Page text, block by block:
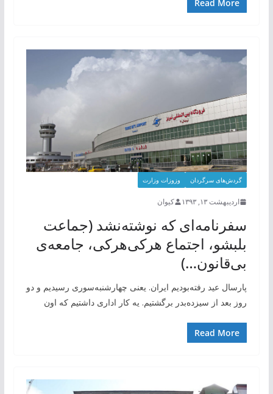
Read More
گردش‌های سرگردان وزوزات وزارت
اردیبهشت ۱۳, ۱۳۹۳ کیوان
سفرنامه‌ای که نوشته‌نشد (جماعت
بلبشو، اجتماع هرکی‌هرکی، جامعه‌ی
بی‌قانون…)
پارسال عید رفته‌بودیم ایران. یعنی چهارشنبه‌سوری رسیدیم و دو
روز بعد از سیزده‌بدر برگشتیم. یه کار اداری داشتیم که اون
Read More